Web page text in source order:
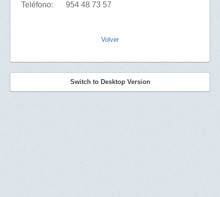
Teléfono:
954 48 73 57
Volver
Switch to Desktop Version